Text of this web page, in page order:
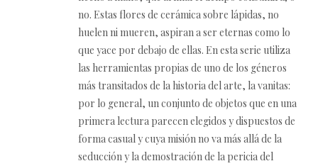
no. Estas flores de cerámica sobre lápidas, no
huelen ni mueren, aspiran a ser eternas como lo
que yace por debajo de ellas. En esta serie utiliza
las herramientas propias de uno de los géneros
más transitados de la historia del arte, la vanitas:
por lo general, un conjunto de objetos que en una
primera lectura parecen elegidos y dispuestos de
forma casual y cuya misión no va más allá de la
seducción y la demostración de la pericia del